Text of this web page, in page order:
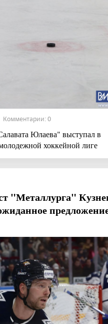
0
Юлаева" выступал в
хоккейной лиге
"Металлурга"